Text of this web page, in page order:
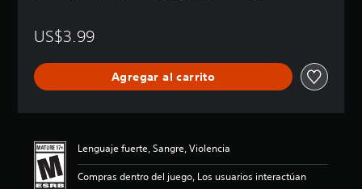
c
i
c
o
US$3.99
Agregar al carrito
Lenguaje fuerte, Sangre, Violencia
Compras dentro del juego, Los usuarios interactúan